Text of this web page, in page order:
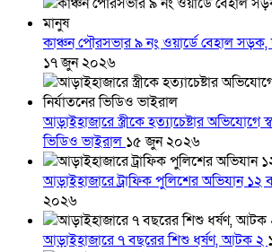
কাঞ্চন পৌরসভার ৯ নং ওয়ার্ডে বেহাল সড়ক,
১৭ জুন ২০২৬
আড়াইহাজারে স্ত্রীকে হত্যাচেষ্টার অভিযোগে
ভিডিও ভাইরাল ১৫ জুন ২০২৬
আড়াইহাজারে ট্রাফিক পুলিশের অভিযান
২০২৬
আড়াইহাজারে ৭ বছরের শিশু ধর্ষণ, আটক ২